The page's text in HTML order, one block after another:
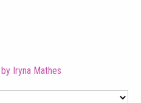
Iryna Mathes